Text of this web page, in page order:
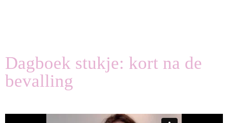
Dagboek stukje: kort na de
bevalling